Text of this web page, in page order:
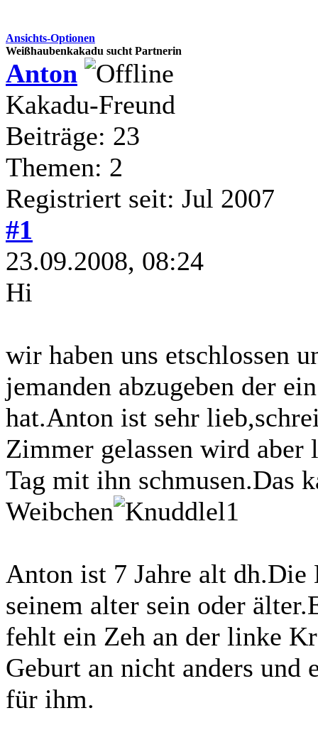
Ansichts-Optionen
Weißhaubenkakadu sucht Partnerin
Anton
Kakadu-Freund
Beiträge: 23
Themen: 2
Registriert seit: Jul 2007
#1
23.09.2008, 08:24
Hi
wir haben uns etschlossen
jemanden abzugeben der
hat.Anton ist sehr
Zimmer gelassen wird
Tag mit ihn schmusen.Das
Weibchen
Anton ist 7 Jahre alt dh.Die
seinem alter sein oder
fehlt ein Zeh an der linke
Geburt an nicht anders und
für ihm.